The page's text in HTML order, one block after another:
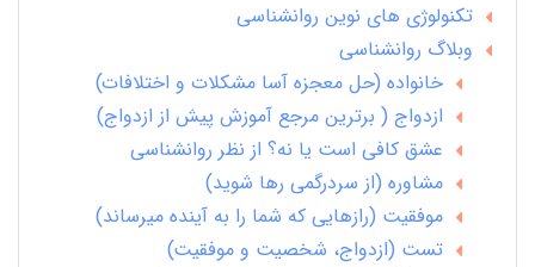
تکنولوژی های نوین روانشناسی
وبلاگ روانشناسی
خانواده (حل معجزه آسا مشکلات و اختلافات)
ازدواج ( برترین مرجع آموزش پیش از ازدواج)
عشق کافی است یا نه؟ از نظر روانشناسی
مشاوره (از سردرگمی رها شوید)
موفقیت (رازهایی که شما را به آینده میرساند)
تست (ازدواج، شخصیت و موفقیت)